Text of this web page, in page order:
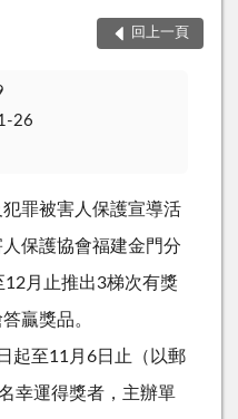
回上一頁
26
罪被害人保護宣導活
保護協會福建金門分
月止推出3梯次有獎
贏獎品。
起至11月6日止（以郵
幸運得獎者，主辦單